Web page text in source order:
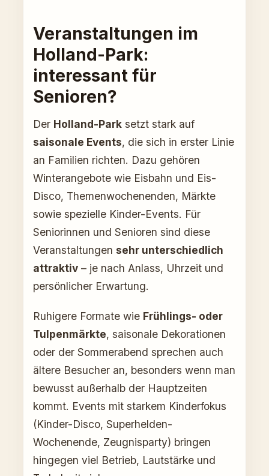
Veranstaltungen im
Holland-Park:
interessant für
Senioren?
Der Holland-Park setzt stark auf
saisonale Events, die sich in erster Linie
an Familien richten. Dazu gehören
Winterangebote wie Eisbahn und Eis-
Disco, Themenwochenenden, Märkte
sowie spezielle Kinder-Events. Für
Seniorinnen und Senioren sind diese
Veranstaltungen sehr unterschiedlich
attraktiv – je nach Anlass, Uhrzeit und
persönlicher Erwartung.
Ruhigere Formate wie Frühlings- oder
Tulpenmärkte, saisonale Dekorationen
oder der Sommerabend sprechen auch
ältere Besucher an, besonders wenn man
bewusst außerhalb der Hauptzeiten
kommt. Events mit starkem Kinderfokus
(Kinder-Disco, Superhelden-
Wochenende, Zeugnisparty) bringen
hingegen viel Betrieb, Lautstärke und